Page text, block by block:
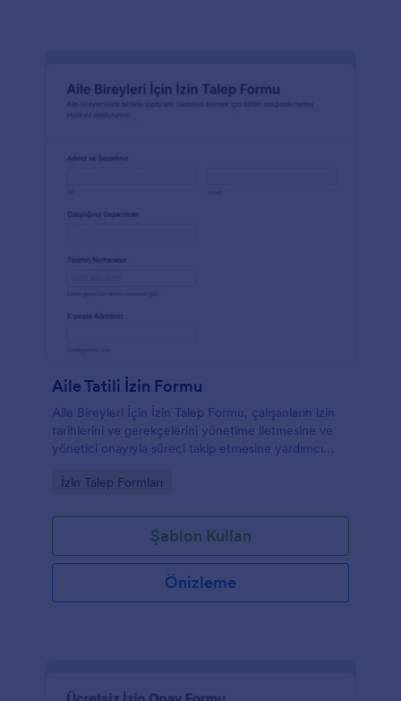
Aile Tatili İzin Formu
Aile Bireyleri İçin İzin Talep Formu, çalışanların izin
tarihlerini ve gerekçelerini yönetime iletmesine ve
yönetici onayıyla süreci takip etmesine yardımcı
Go to Category:
İzin Talep Formları
Şablon Kullan
Önizleme